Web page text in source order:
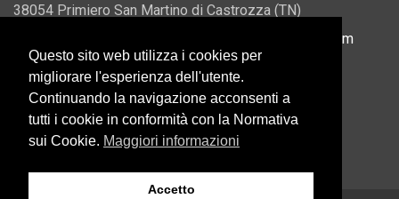
38054 Primiero San Martino di Castrozza (TN)
info@usprimiero.com
Vantaggi da Pubblica Amministrazione
Questo sito web utilizza i cookies per
migliorare l'esperienza dell'utente.
Continuando la navigazione acconsenti a
tutti i cookie in conformità con la Normativa
sui Cookie. Maggiori informazioni
Accetto